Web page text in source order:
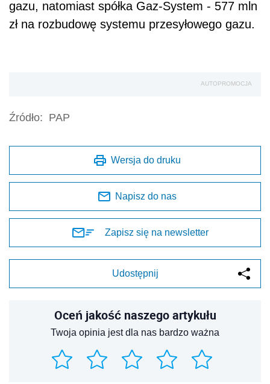
gazu, natomiast spółka Gaz-System - 577 mln
zł na rozbudowę systemu przesyłowego gazu.
AUTOPROMOCJA
Źródło: PAP
Wersja do druku
Napisz do nas
Zapisz się na newsletter
Udostępnij
Oceń jakość naszego artykułu
Twoja opinia jest dla nas bardzo ważna